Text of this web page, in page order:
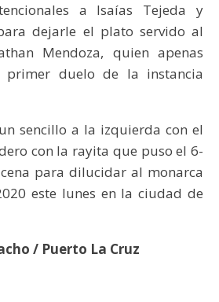
a Isaías Tejeda y
dejarle el plato servido al
Mendoza, quien apenas
duelo de la instancia
sencillo a la izquierda con el
con la rayita que puso el 6-
para dilucidar al monarca
este lunes en la ciudad de
/ Puerto La Cruz